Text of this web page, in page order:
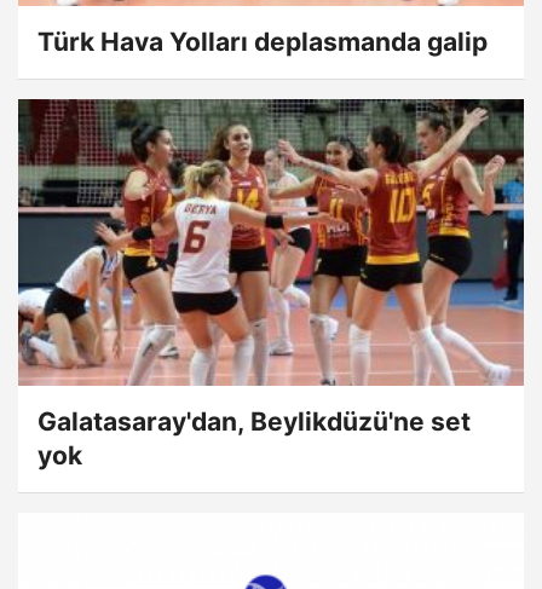
Türk Hava Yolları deplasmanda galip
Galatasaray'dan, Beylikdüzü'ne set
yok